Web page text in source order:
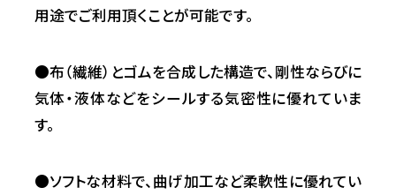
用途でご利用頂くことが可能です。
●布（繊維）とゴムを合成した構造で、剛性ならびに
気体・液体などをシールする気密性に優れていま
す。
●ソフトな材料で、曲げ加工など柔軟性に優れてい